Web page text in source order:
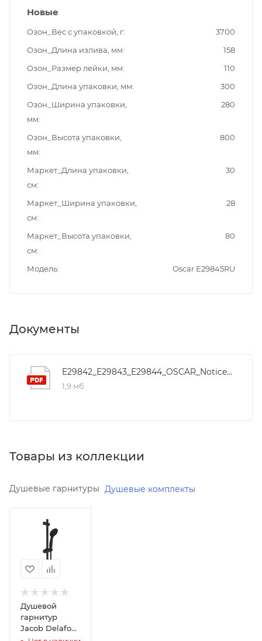
Новые
Озон_Вес с упаковкой, г
3700
Озон_Длина излива, мм
158
Озон_Размер лейки, мм
110
Озон_Длина упаковки, мм
300
Озон_Ширина упаковки,
мм
280
Озон_Высота упаковки,
мм
800
Маркет_Длина упаковки,
см
30
Маркет_Ширина упаковки,
см
28
Маркет_Высота упаковки,
см
80
Модель Oscar E29845RU
Документы
E29842_E29843_E29844_OSCAR_Notice_installation_v1
1,9 мб
Товары из коллекции
Душевые гарнитуры Душевые комплекты
Минимальная
19665.78
Реквизиты
Товар,
00-
01165129,
2.5
Душевой
гарнитур
Jacob Delafon